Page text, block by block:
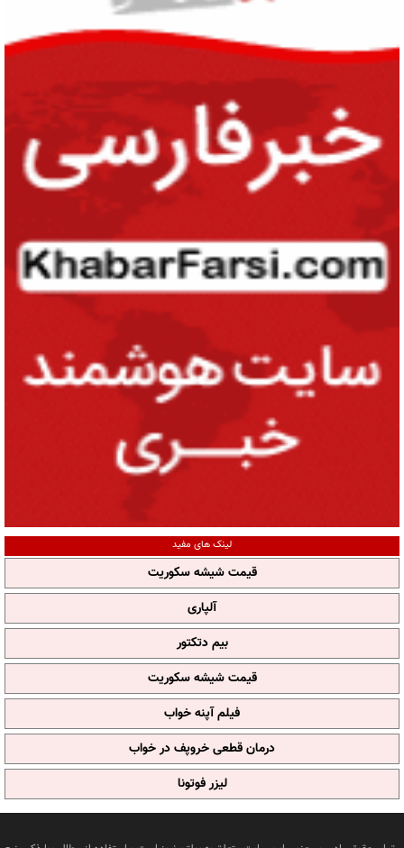
لینک های مفید
قیمت شیشه سکوریت
آلپاری
بیم دتکتور
قیمت شیشه سکوریت
فیلم آپنه خواب
درمان قطعی خروپف در خواب
لیزر فوتونا